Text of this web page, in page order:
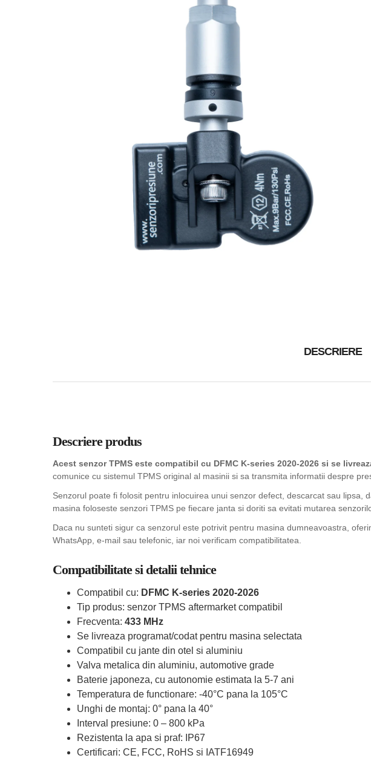
DESCRIERE
Descriere produs
Acest senzor TPMS este compatibil cu DFMC K-series 2020-2026 si se
comunice cu sistemul TPMS original al masinii si sa transmita informatii despre
Senzorul poate fi folosit pentru inlocuirea unui senzor defect, descarcat sau
masina foloseste senzori TPMS pe fiecare janta si doriti sa evitati mutarea
Daca nu sunteti sigur ca senzorul este potrivit pentru masina dumneavoastra,
WhatsApp, e-mail sau telefonic, iar noi verificam compatibilitatea.
Compatibilitate si detalii tehnice
Compatibil cu: DFMC K-series 2020-2026
Tip produs: senzor TPMS aftermarket compatibil
Frecventa: 433 MHz
Se livreaza programat/codat pentru masina selectata
Compatibil cu jante din otel si aluminiu
Valva metalica din aluminiu, automotive grade
Baterie japoneza, cu autonomie estimata la 5-7 ani
Temperatura de functionare: -40°C pana la 105°C
Unghi de montaj: 0° pana la 40°
Interval presiune: 0 – 800 kPa
Rezistenta la apa si praf: IP67
Certificari: CE, FCC, RoHS si IATF16949